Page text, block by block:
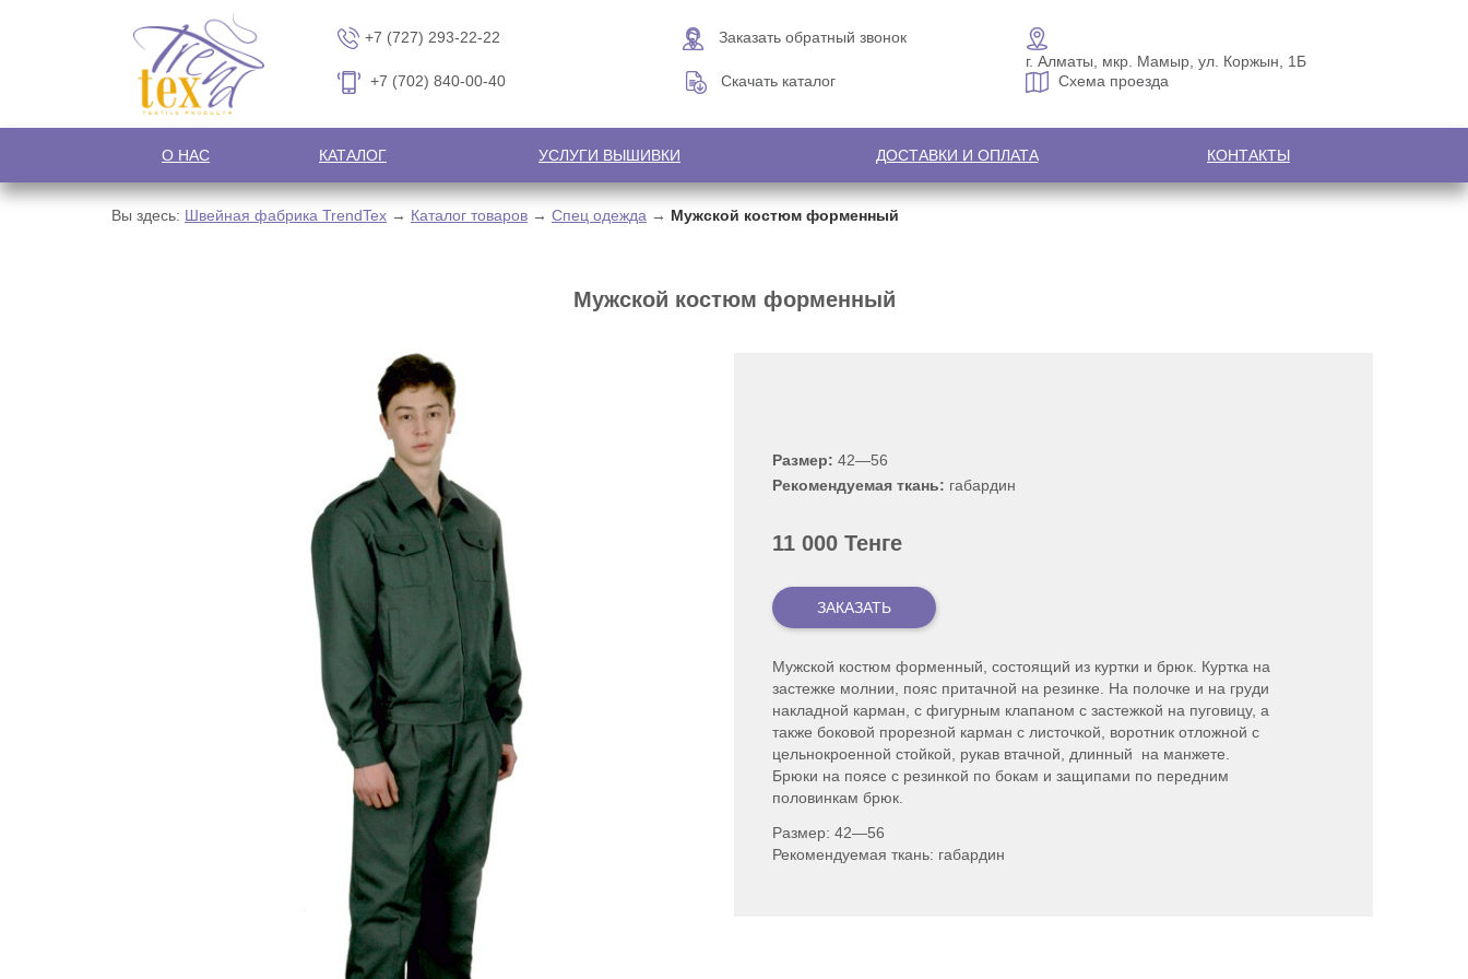
+7 (727) 293-22-22
Заказать обратный звонок
г. Алматы, мкр. Мамыр, ул. Коржын, 1Б
+7 (702) 840-00-40
Скачать каталог Схема проезда
О НАС КАТАЛОГ УСЛУГИ ВЫШИВКИ ДОСТАВКИ И ОПЛАТА КОНТАКТЫ
Вы здесь: Швейная фабрика TrendTex → Каталог товаров → Спец одежда → Мужской костюм форменный
Мужской костюм форменный
Размер:42—56
Рекомендуемая ткань: габардин
11 000 Тенге
Мужской костюм форменный, состоящий из куртки и брюк. Куртка на
застежке молнии, пояс притачной на резинке. На полочке и на груди
накладной карман, с фигурным клапаном с застежкой на пуговицу, а
также боковой прорезной карман с листочкой, воротник отложной с
цельнокроенной стойкой, рукав втачной, длинный на манжете.
Брюки на поясе с резинкой по бокам и защипами по передним
половинкам брюк.
Размер: 42—56
Рекомендуемая ткань: габардин